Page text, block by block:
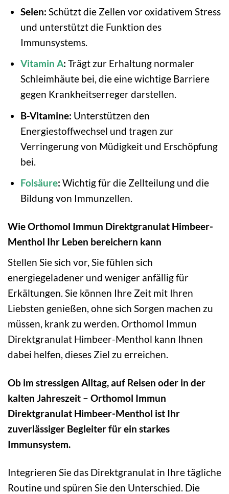
Selen: Schützt die Zellen vor oxidativem Stress
und unterstützt die Funktion des
Immunsystems.
Vitamin A: Trägt zur Erhaltung normaler
Schleimhäute bei, die eine wichtige Barriere
gegen Krankheitserreger darstellen.
B-Vitamine: Unterstützen den
Energiestoffwechsel und tragen zur
Verringerung von Müdigkeit und Erschöpfung
bei.
Folsäure: Wichtig für die Zellteilung und die
Bildung von Immunzellen.
Wie Orthomol Immun Direktgranulat Himbeer-
Menthol Ihr Leben bereichern kann
Stellen Sie sich vor, Sie fühlen sich
energiegeladener und weniger anfällig für
Erkältungen. Sie können Ihre Zeit mit Ihren
Liebsten genießen, ohne sich Sorgen machen zu
müssen, krank zu werden. Orthomol Immun
Direktgranulat Himbeer-Menthol kann Ihnen
dabei helfen, dieses Ziel zu erreichen.
Ob im stressigen Alltag, auf Reisen oder in der
kalten Jahreszeit – Orthomol Immun
Direktgranulat Himbeer-Menthol ist Ihr
zuverlässiger Begleiter für ein starkes
Immunsystem.
Integrieren Sie das Direktgranulat in Ihre tägliche
Routine und spüren Sie den Unterschied. Die